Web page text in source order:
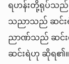
ရဟန်းတို့ရုပ်သည်
သညာသည် ဆင်း
ညာဏ်သည် ဆင်း
ဆင်းရဲဟု ဆိုရ၏။